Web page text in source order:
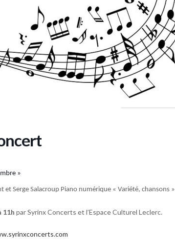
»
et Serge Salacroup Piano numérique « Variété, chansons »
11h par Syrinx Concerts et l’Espace Culturel Leclerc.